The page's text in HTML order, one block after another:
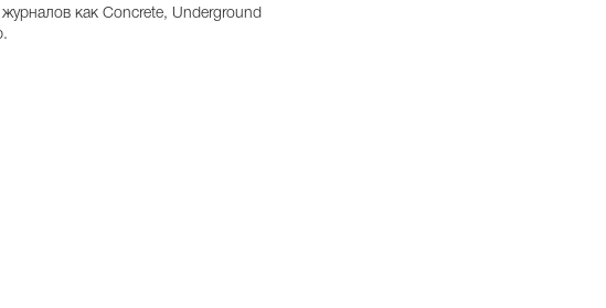
как Concrete, Underground